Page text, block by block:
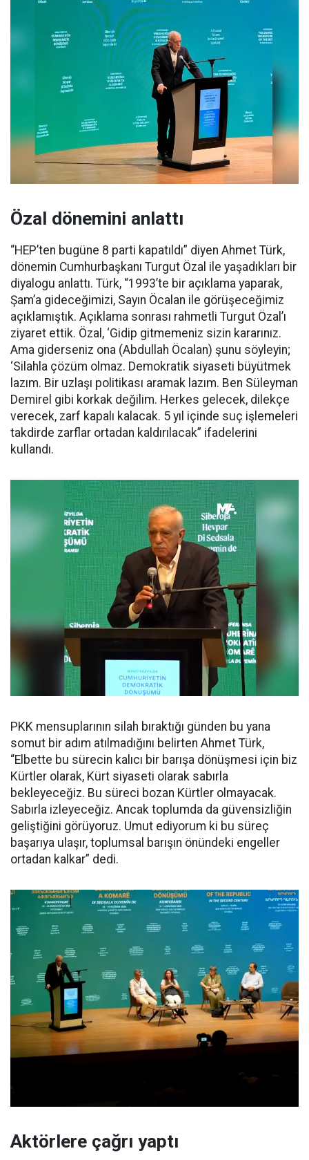
Özal dönemini anlattı
“HEP’ten bugüne 8 parti kapatıldı” diyen Ahmet Türk,
dönemin Cumhurbaşkanı Turgut Özal ile yaşadıkları bir
diyalogu anlattı. Türk, “1993’te bir açıklama yaparak,
Şam’a gideceğimizi, Sayın Öcalan ile görüşeceğimiz
açıklamıştık. Açıklama sonrası rahmetli Turgut Özal’ı
ziyaret ettik. Özal, ‘Gidip gitmemeniz sizin kararınız.
Ama giderseniz ona (Abdullah Öcalan) şunu söyleyin;
‘Silahla çözüm olmaz. Demokratik siyaseti büyütmek
lazım. Bir uzlaşı politikası aramak lazım. Ben Süleyman
Demirel gibi korkak değilim. Herkes gelecek, dilekçe
verecek, zarf kapalı kalacak. 5 yıl içinde suç işlemeleri
takdirde zarflar ortadan kaldırılacak” ifadelerini
kullandı.
PKK mensuplarının silah bıraktığı günden bu yana
somut bir adım atılmadığını belirten Ahmet Türk,
“Elbette bu sürecin kalıcı bir barışa dönüşmesi için biz
Kürtler olarak, Kürt siyaseti olarak sabırla
bekleyeceğiz. Bu süreci bozan Kürtler olmayacak.
Sabırla izleyeceğiz. Ancak toplumda da güvensizliğin
geliştiğini görüyoruz. Umut ediyorum ki bu süreç
başarıya ulaşır, toplumsal barışın önündeki engeller
ortadan kalkar” dedi.
Aktörlere çağrı yaptı